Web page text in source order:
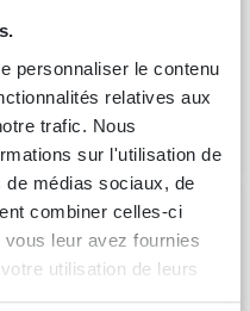
personnaliser le contenu
relatives aux
trafic. Nous
sur l'utilisation de
médias sociaux, de
combiner celles-ci
leur avez fournies
utilisation de leurs
- sans poignées - Forest
Armoire haute -
porte - hêtre - MDF